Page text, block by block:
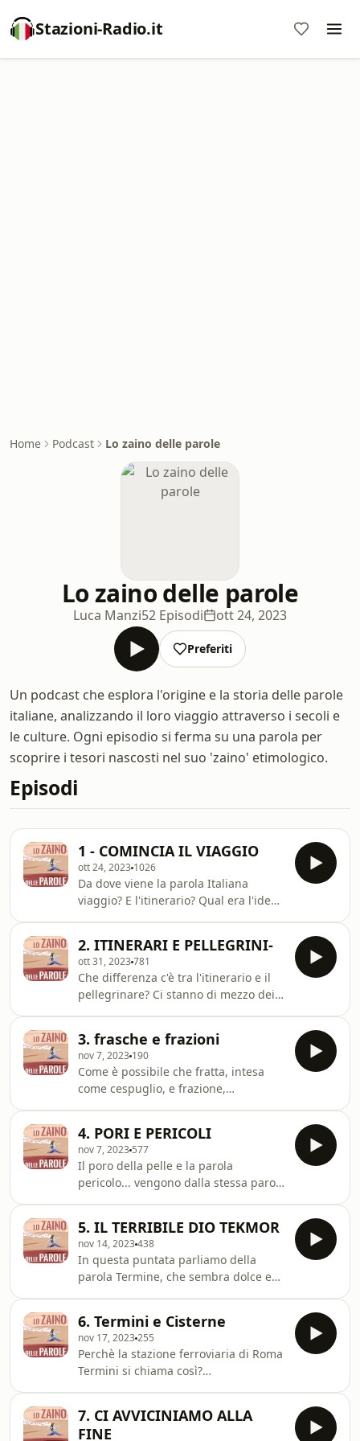
Stazioni-Radio.it
Home Podcast Lo zaino delle parole
Lo zaino delle parole
Luca Manzi52 Episodi ott 24, 2023
Preferiti
Un podcast che esplora l'origine e la storia delle parole
italiane, analizzando il loro viaggio attraverso i secoli e
le culture. Ogni episodio si ferma su una parola per
scoprire i tesori nascosti nel suo 'zaino' etimologico.
Episodi
1 - COMINCIA IL VIAGGIO
ott 24, 2023 1026
Da dove viene la parola Italiana
viaggio? E l'itinerario? Qual era l'idea
2. ITINERARI E PELLEGRINI-
ott 31, 2023781
Che differenza c'è tra l'itinerario e il
pellegrinare? Ci stanno di mezzo dei
3. frasche e frazioni
nov 7, 2023 190
Come è possibile che fratta, intesa
come cespuglio, e frazione,
c'entra Leopardi?
4. PORI E PERICOLI
nov 7, 2023 577
Il poro della pelle e la parola
pericolo... vengono dalla stessa parola
sembra insolubile. Sembra
naturalmente, aprendo lo zaino di
queste parole scopriremo che tutto si
spiega se comprendiamo come i greci
vivevano i loro viaggi e i loro confini.
5. IL TERRIBILE DIO TEKMOR
nov 14, 2023438
In questa puntata parliamo della
parola Termine, che sembra dolce e
anche Zeus doveva chinare il capo
dinnanzi a lui: e se ci pensiamo il
personaggio di Terminator in effetti
non era così rassicurante...
6. Termini e Cisterne
nov 17, 2023255
Perchè la stazione ferroviaria di Roma
Termini si chiama così?
7. CI AVVICINIAMO ALLA
FINE